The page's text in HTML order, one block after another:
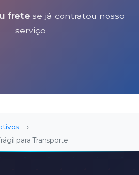
frete se já contratou nosso
serviço
›
para Transporte